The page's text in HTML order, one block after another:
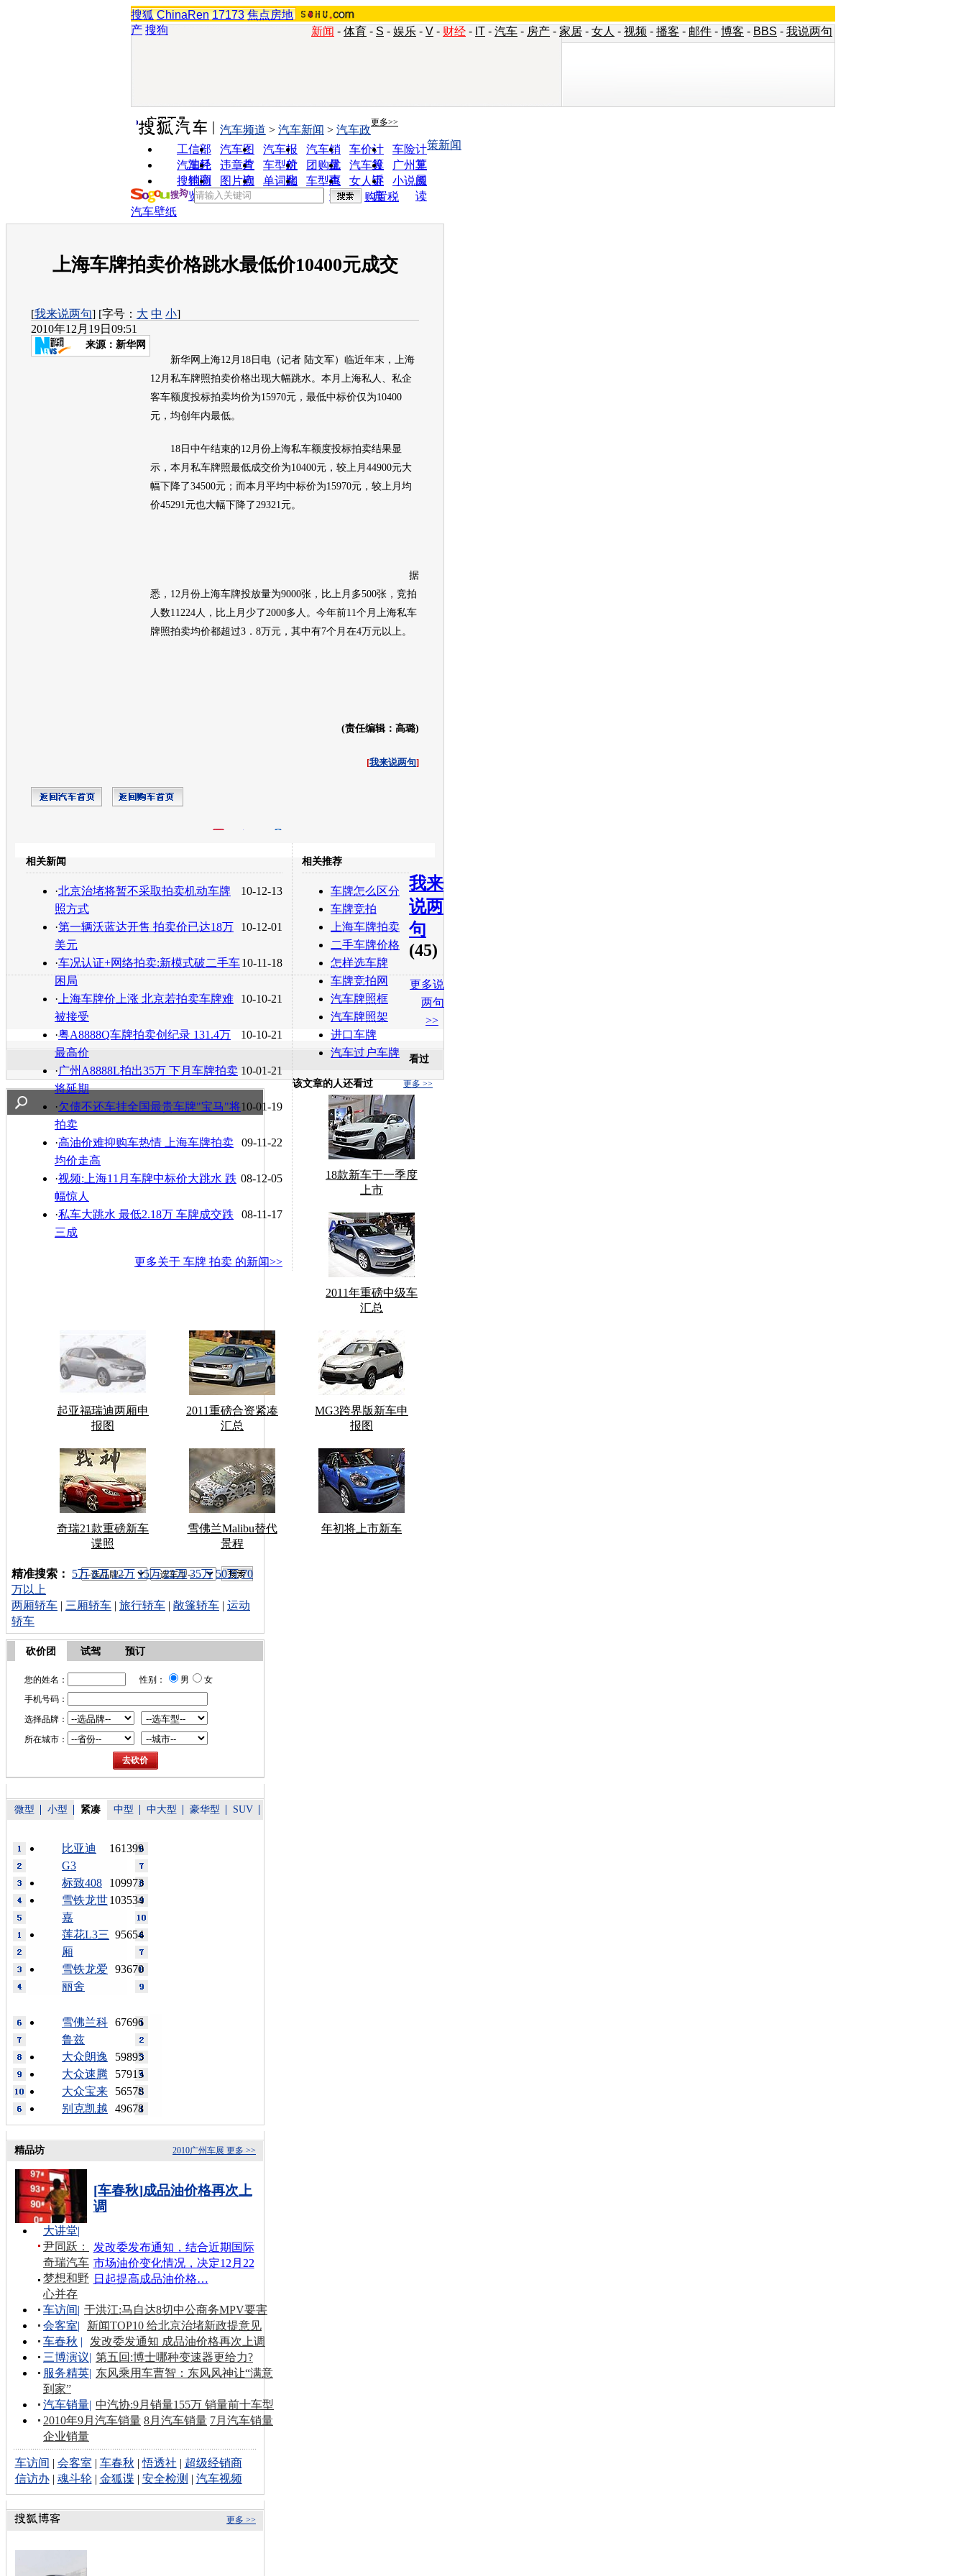
搜狐 ChinaRen 17173 焦点房地
产 搜狗 新闻 - 体育 - S - 娱乐 - V - 财经 - IT - 汽车 - 房产 - 家居 - 女人 - 视频 - 播客 - 邮件 - 博客 - BBS - 我说两句
实用工具 更多>>
工信部
油耗
汽车图
片
汽车报
价
汽车销
量
车价计
算
车险计
算
汽车经
销商
违章查
询
车型对
比
团购优
惠
汽车投
诉
广州车
展
搜狗浏
览器
图片欣
赏
单词翻
车型查
询
女人宝
典
小说阅
读
汽车频道 > 汽车新闻 > 汽车政
策新闻
购置税
汽车壁纸
上海车牌拍卖价格跳水最低价10400元成交
[我来说两句] [字号： 大 中 小]
2010年12月19日09:51
来源： 新华网
新华网上海12月18日电（记者 陆文军）临近年末，上海
12月私车牌照拍卖价格出现大幅跳水。本月上海私人、私企
客车额度投标拍卖均价为15970元，最低中标价仅为10400
元，均创年内最低。
18日中午结束的12月份上海私车额度投标拍卖结果显
示，本月私车牌照最低成交价为10400元，较上月44900元大
幅下降了34500元；而本月平均中标价为15970元，较上月均
价45291元也大幅下降了29321元。
据
悉，12月份上海车牌投放量为9000张，比上月多500张，竞拍
人数11224人，比上月少了2000多人。今年前11个月上海私车
牌照拍卖均价都超过3．8万元，其中有7个月在4万元以上。
(责任编辑：高璐)
[我来说两句]
转发至： 白社会 百度i贴吧
相关新闻
10-12-13
·北京治堵将暂不采取拍卖机动车牌
照方式
10-12-01
·第一辆沃蓝达开售 拍卖价已达18万
美元
10-11-18
·车况认证+网络拍卖:新模式破二手车
困局
10-10-21
· 上海车牌价上涨 北京若拍卖车牌难
被接受
10-10-21
·粤A8888Q车牌拍卖创纪录 131.4万
最高价
10-01-21
·广州A8888L拍出35万 下月车牌拍卖
将延期
10-01-19
·欠债不还车挂全国最贵车牌"宝马"将
拍卖
09-11-22
·高油价难抑购车热情 上海车牌拍卖
均价走高
08-12-05
·视频:上海11月车牌中标价大跳水 跌
幅惊人
08-11-17
·私车大跳水 最低2.18万 车牌成交跌
三成
更多关于 车牌 拍卖 的新闻>>
相关推荐
车牌怎么区分
车牌竞拍
上海车牌拍卖
二手车牌价格
怎样选车牌
车牌竞拍网
汽车牌照框
汽车牌照架
进口车牌
汽车过户车牌
我来
说两
句
(45)
更多说
两句
>>
更多 >>
看过
该文章的人还看过
18款新车于一季度
上市
2011年重磅中级车
汇总
起亚福瑞迪两厢申
报图
2011重磅合资紧凑
汇总
MG3跨界版新车申
报图
奇瑞21款重磅新车
谍照
雪佛兰Malibu替代
景程
年初将上市新车
车型搜索：
精准搜索： 5万 8万 12万 15万 22万 35万 50万 70
万以上
两厢轿车 | 三厢轿车 | 旅行轿车 | 敞篷轿车 | 运动
轿车
砍价团 试驾 预订
您的姓名： 性别： 男
女
手机号码：
选择品牌：
所在城市：
微型 小型 紧凑 中型 中大型 豪华型 SUV
161399
比亚迪
G3
109973
标致408
103534
雪铁龙世
嘉
95654
莲花L3三
厢
93670
雪铁龙爱
丽舍
67696
雪佛兰科
鲁兹
59895
大众朗逸
57915
大众速腾
56578
大众宝来
49678
别克凯越
更多 >>
2010广州车展
精品坊
[车春秋]成品油价格再次上
调
发改委发布通知，结合近期国际
市场油价变化情况，决定12月22
日起提高成品油价格…
大讲堂|
尹同跃：
奇瑞汽车
梦想和野
心并存
车访间| 于洪江:马自达8切中公商务MPV要害
会客室|
新闻TOP10 给北京治堵新政提意见
车春秋 |
发改委发通知 成品油价格再次上调
三博演议| 第五回:博士哪种变速器更给力?
服务精英| 东风乘用车曹智：东风风神让“满意
到家”
汽车销量| 中汽协:9月销量155万 销量前十车型
2010年9月汽车销量 8月汽车销量 7月汽车销量
企业销量
车访间 | 会客室 | 车春秋 |悟透社 | 超级经销商
信访办| 魂斗轮| 金狐谍 | 安全检测 | 汽车视频
更多 >>